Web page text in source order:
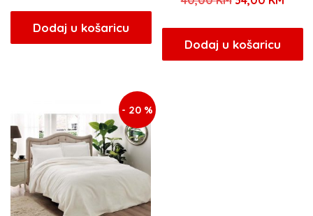
bila
je:
144,00 KM.
Dodaj u košaricu
bila
je:
Dodaj u košaricu
- 20 %